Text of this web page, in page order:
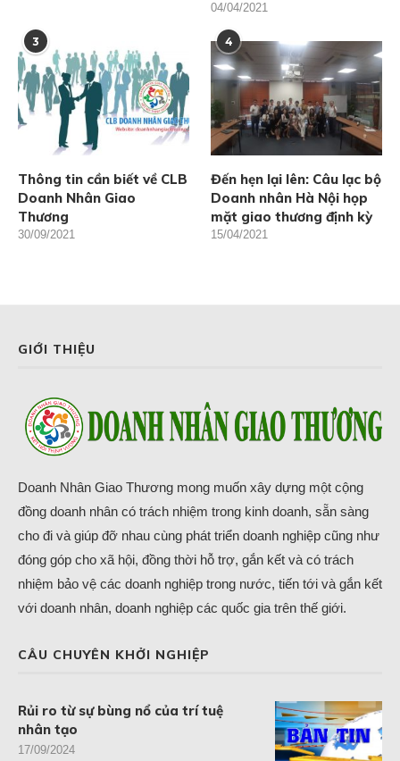
04/04/2021
3
Thông tin cần biết về CLB
Doanh Nhân Giao
Thương
30/09/2021
4
Đến hẹn lại lên: Câu lạc bộ
Doanh nhân Hà Nội họp
mặt giao thương định kỳ
15/04/2021
GIỚI THIỆU
Doanh Nhân Giao Thương mong muốn xây dựng một cộng
đồng doanh nhân có trách nhiệm trong kinh doanh, sẵn sàng
cho đi và giúp đỡ nhau cùng phát triển doanh nghiệp cũng như
đóng góp cho xã hội, đồng thời hỗ trợ, gắn kết và có trách
nhiệm bảo vệ các doanh nghiệp trong nước, tiến tới và gắn kết
với doanh nhân, doanh nghiệp các quốc gia trên thế giới.
CÂU CHUYÊN KHỞI NGHIỆP
Rủi ro từ sự bùng nổ của trí tuệ
nhân tạo
17/09/2024